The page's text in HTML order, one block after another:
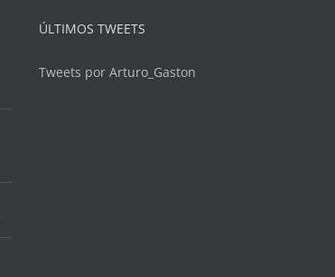
ÚLTIMOS TWEETS
Tweets por Arturo_Gaston